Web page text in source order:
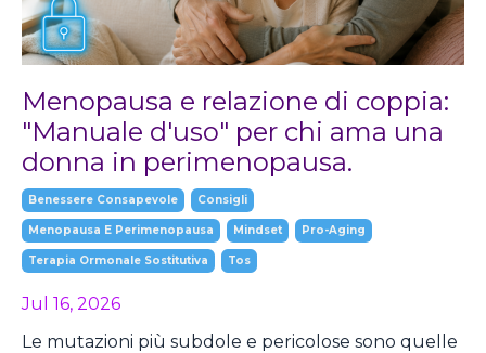
Menopausa e relazione di coppia:
"Manuale d'uso" per chi ama una
donna in perimenopausa.
Benessere Consapevole Consigli
Menopausa E Perimenopausa Mindset Pro-Aging
Terapia Ormonale Sostitutiva Tos
Jul 16, 2026
Le mutazioni più subdole e pericolose sono quelle